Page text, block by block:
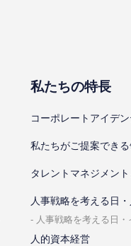
私たちの特⻑
コーポレートアイデン
私たちがご提案でき
タレントマネジメン
⼈事戦略を考える⽇
⼈事戦略を考える⽇
人的資本経営